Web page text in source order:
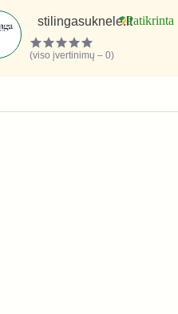
stilingasuknele.lt
(viso įvertinimų – 0)